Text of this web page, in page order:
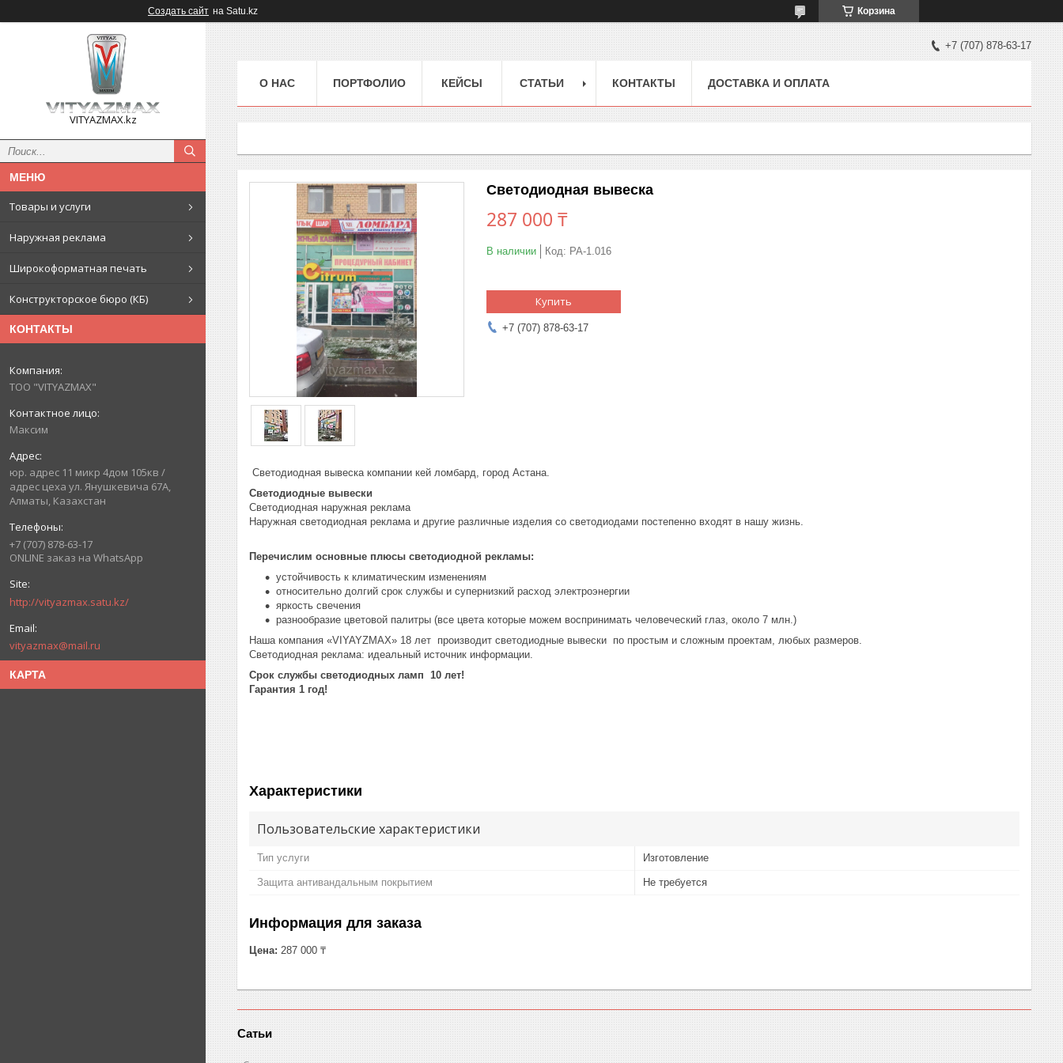
Создать сайт на Satu.kz Корзина
VITYAZMAX.kz
Товары и услуги
Наружная реклама
Широкоформатная печать
Конструкторское бюро (КБ)
КОНТАКТЫ
ТОО "VITYAZMAX"
Максим
юр. адрес 11 микр 4дом 105кв /
адрес цеха ул. Янушкевича 67А,
Алматы, Казахстан
+7 (707) 878-63-17
ONLINE заказ на WhatsApp
http://vityazmax.satu.kz/
vityazmax@mail.ru
КАРТА
+7 (707) 878-63-17
О НАС ПОРТФОЛИО КЕЙСЫ СТАТЬИ КОНТАКТЫ ДОСТАВКА И ОПЛАТА
Светодиодная вывеска
287 000 ₸
В наличии Код: РА-1.016
Купить
+7 (707) 878-63-17
Светодиодная вывеска компании кей ломбард, город Астана.
Светодиодные вывески
Светодиодная наружная реклама
Наружная светодиодная реклама и другие различные изделия со светодиодами постепенно входят в нашу жизнь.
Перечислим основные плюсы светодиодной рекламы:
устойчивость к климатическим изменениям
относительно долгий срок службы и супернизкий расход электроэнергии
яркость свечения
разнообразие цветовой палитры (все цвета которые можем воспринимать человеческий глаз, около 7 млн.)
Наша компания «VIYAYZMAX» 18 лет производит светодиодные вывески по простым и сложным проектам, любых размеров.
Светодиодная реклама: идеальный источник информации.
Срок службы светодиодных ламп 10 лет!
Гарантия 1 год!
Характеристики
Пользовательские характеристики
Тип услуги Изготовление
Защита антивандальным покрытием Не требуется
Информация для заказа
Цена: 287 000 ₸
Сатьи